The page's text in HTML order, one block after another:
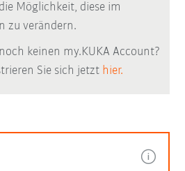
Möglichkeit, diese im
zu verändern.
keinen my.KUKA Account?
Sie sich jetzt hier.